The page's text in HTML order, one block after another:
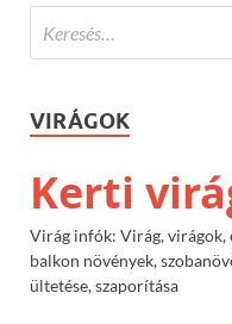
VIRÁGOK
Kerti
Virág infók: Virág, virágok,
balkon növények,
ültetése, szaporítása